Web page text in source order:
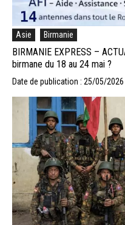
Asie Birmanie
BIRMANIE EXPRESS –
birmane du 18 au 24 mai ?
Date de publication : 25/05/2026